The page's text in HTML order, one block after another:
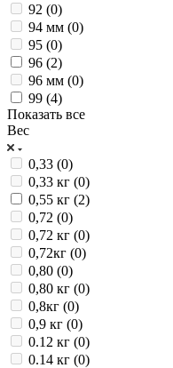
92 (0)
94 мм (0)
95 (0)
96 (2)
96 мм (0)
99 (4)
Показать все
Вес
0,33 (0)
0,33 кг (0)
0,55 кг (2)
0,72 (0)
0,72 кг (0)
0,72кг (0)
0,80 (0)
0,80 кг (0)
0,8кг (0)
0,9 кг (0)
0.12 кг (0)
0.14 кг (0)